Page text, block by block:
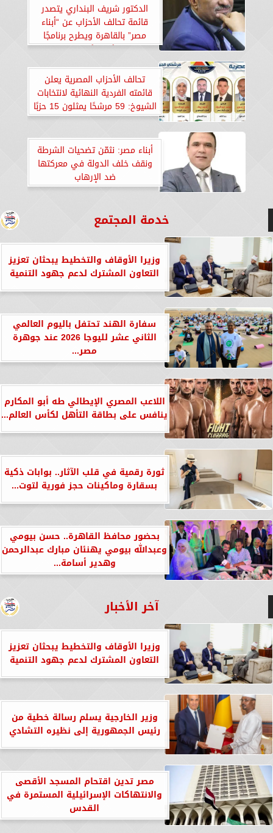
الدكتور شريف البنداري يتصدر
قائمة تحالف الأحزاب عن “أبناء
مصر” بالقاهرة ويطرح برنامجًا
وطنيًا داعمًا للدولة
تحالف الأحزاب المصرية يعلن
قائمته الفردية النهائية لانتخابات
الشيوخ: 59 مرشحًا يمثلون 15 حزبًا
بعد التنازلات
أبناء مصر: نثمّن تضحيات الشرطة
ونقف خلف الدولة في معركتها
ضد الإرهاب
خدمة المجتمع
وزيرا الأوقاف والتخطيط يبحثان تعزيز
التعاون المشترك لدعم جهود التنمية
سفارة الهند تحتفل باليوم العالمي
الثاني عشر لليوجا 2026 عند جوهرة
مصر...
اللاعب المصري الإيطالي طه أبو المكارم
ينافس على بطاقة التأهل لكأس العالم...
ثورة رقمية في قلب الآثار.. بوابات ذكية
بسقارة وماكينات حجز فورية لتوت...
بحضور محافظ القاهرة.. حسن بيومي
وعبدالله بيومي يهنئان مبارك عبدالرحمن
وهدير أسامة...
آخر الأخبار
وزيرا الأوقاف والتخطيط يبحثان تعزيز
التعاون المشترك لدعم جهود التنمية
وزير الخارجية يسلم رسالة خطية من
رئيس الجمهورية إلى نظيره التشادي
مصر تدين اقتحام المسجد الأقصى
والانتهاكات الإسرائيلية المستمرة في
القدس